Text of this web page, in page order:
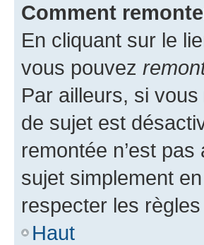
Comment
En cliquant sur le
vous pouvez
Par ailleurs, si
de sujet est
remontée n’est
sujet simplement
respecter les
Haut